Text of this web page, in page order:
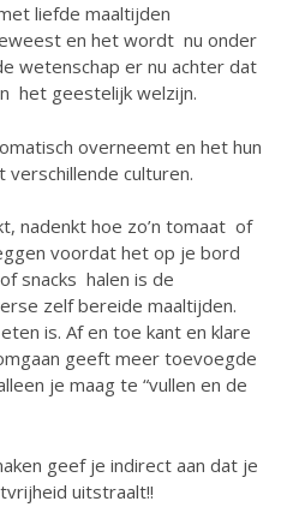
liefde maaltijden
en het wordt nu onder
wetenschap er nu achter dat
het geestelijk welzijn.
overneemt en het hun
culturen.
nadenkt hoe zo’n tomaat of
voordat het op je bord
snacks halen is de
zelf bereide maaltijden.
eten is. Af en toe kant en klare
geeft meer toevoegde
je maag te “vullen en de
geef je indirect aan dat je
uitstraalt!!